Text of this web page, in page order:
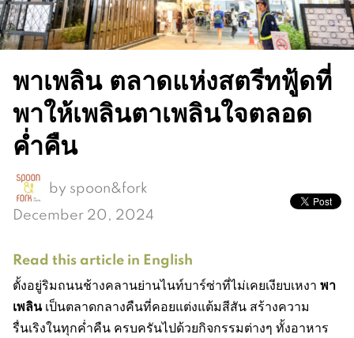
พาเพลิน ตลาดแห่งสตรีทฟู้ดที่
พาให้เพลินตาเพลินใจตลอด
ค่ำคืน
by spoon&fork
December 20, 2024
Read this article in English
ตั้งอยู่ริมถนนช้างคลานย่านไนท์บาร์ซ่าที่ไม่เคยเงียบเหงา พา
เพลินเป็นตลาดกลางคืนที่คอยแต่งแต้มสีสัน สร้างความ
รื่นเริงในทุกค่ำคืน ครบครันไปด้วยกิจกรรมต่างๆ ทั้งอาหาร